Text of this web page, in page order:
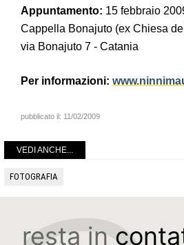
Appuntamento: 15 febbraio
Cappella Bonajuto (ex Chiesa
via Bonajuto 7 - Catania
Per informazioni:
pubblicato il: 11/02/2009
VEDI ANCHE...
FOTOGRAFIA
resta in